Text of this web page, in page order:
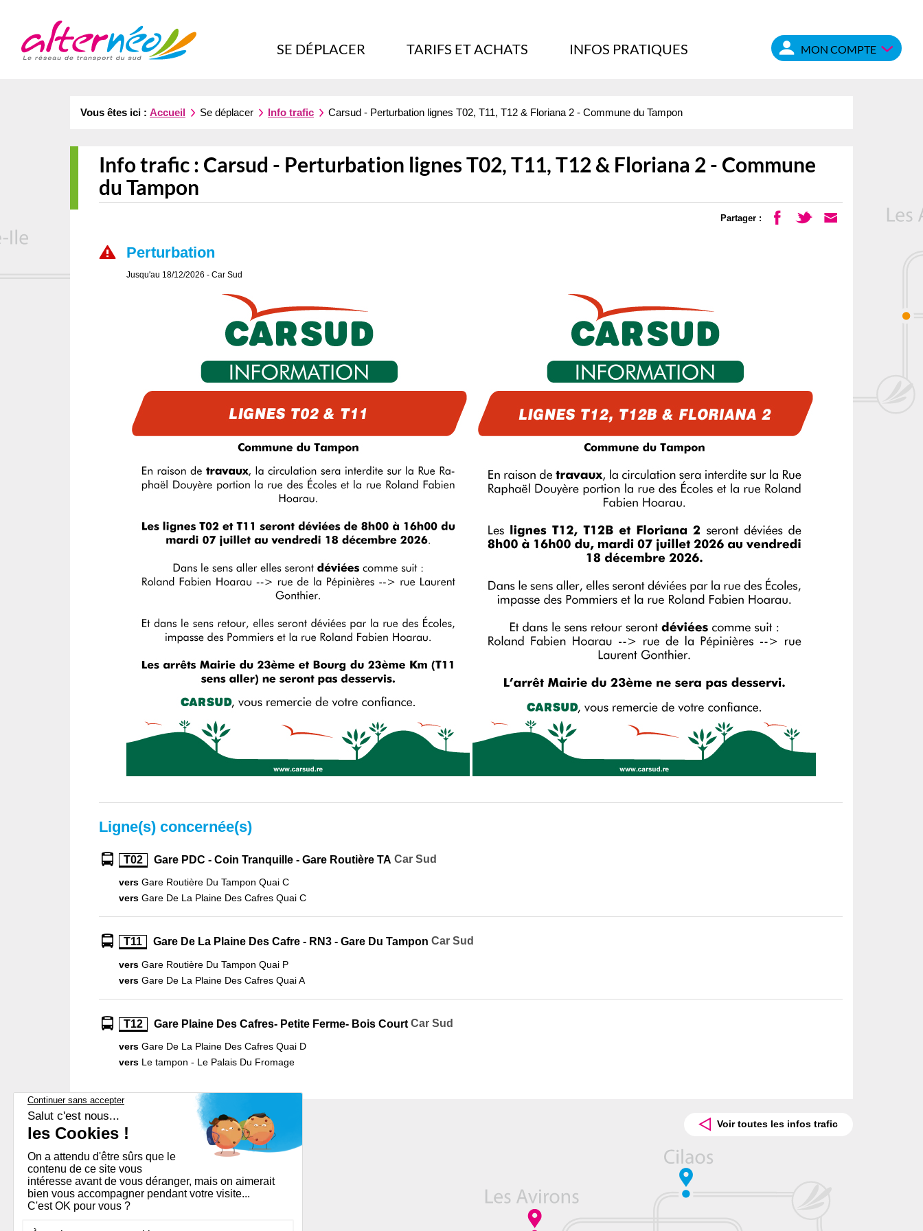
SE DÉPLACER TARIFS ET ACHATS INFOS PRATIQUES MON COMPTE
Vous êtes ici : Accueil Se déplacer Info trafic Carsud - Perturbation lignes T02, T11, T12 & Floriana 2 - Commune du Tampon
Info trafic : Carsud - Perturbation lignes T02, T11, T12 & Floriana 2 - Commune
du Tampon
Partager :
Perturbation
Jusqu'au 18/12/2026 - Car Sud
Ligne(s) concernée(s)
T02 Gare PDC - Coin Tranquille - Gare Routière TA Car Sud
vers Gare Routière Du Tampon Quai C
vers Gare De La Plaine Des Cafres Quai C
T11 Gare De La Plaine Des Cafre - RN3 - Gare Du Tampon Car Sud
vers Gare Routière Du Tampon Quai P
vers Gare De La Plaine Des Cafres Quai A
T12 Gare Plaine Des Cafres- Petite Ferme- Bois Court Car Sud
vers Gare De La Plaine Des Cafres Quai D
vers Le tampon - Le Palais Du Fromage
Voir toutes les infos trafic